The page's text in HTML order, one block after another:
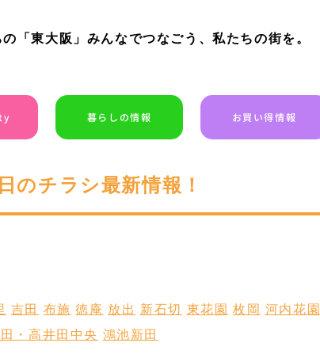
「東大阪」みんなでつなごう、私たちの街を。
暮らしの情報 お買い得情報
のチラシ最新情報！
吉田 布施 徳庵 放出 新石切 東花園 枚岡 河内花園
・高井田中央 鴻池新田